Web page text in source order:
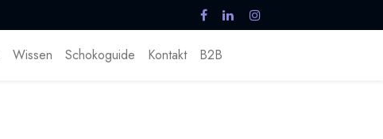
Wissen Schokoguide Kontakt B2B